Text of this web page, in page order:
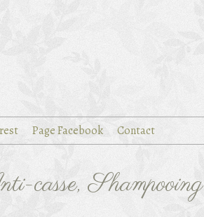
Page Facebook Contact
casse, Shampooing